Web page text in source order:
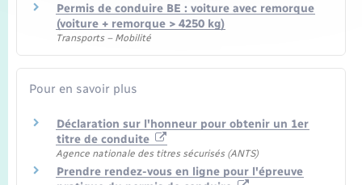
Permis de conduire BE : voiture avec remorque
(voiture + remorque > 4250 kg)
Transports – Mobilité
Pour en savoir plus
Déclaration sur l'honneur pour obtenir un 1er
titre de conduite
Agence nationale des titres sécurisés (ANTS)
Prendre rendez-vous en ligne pour l'épreuve